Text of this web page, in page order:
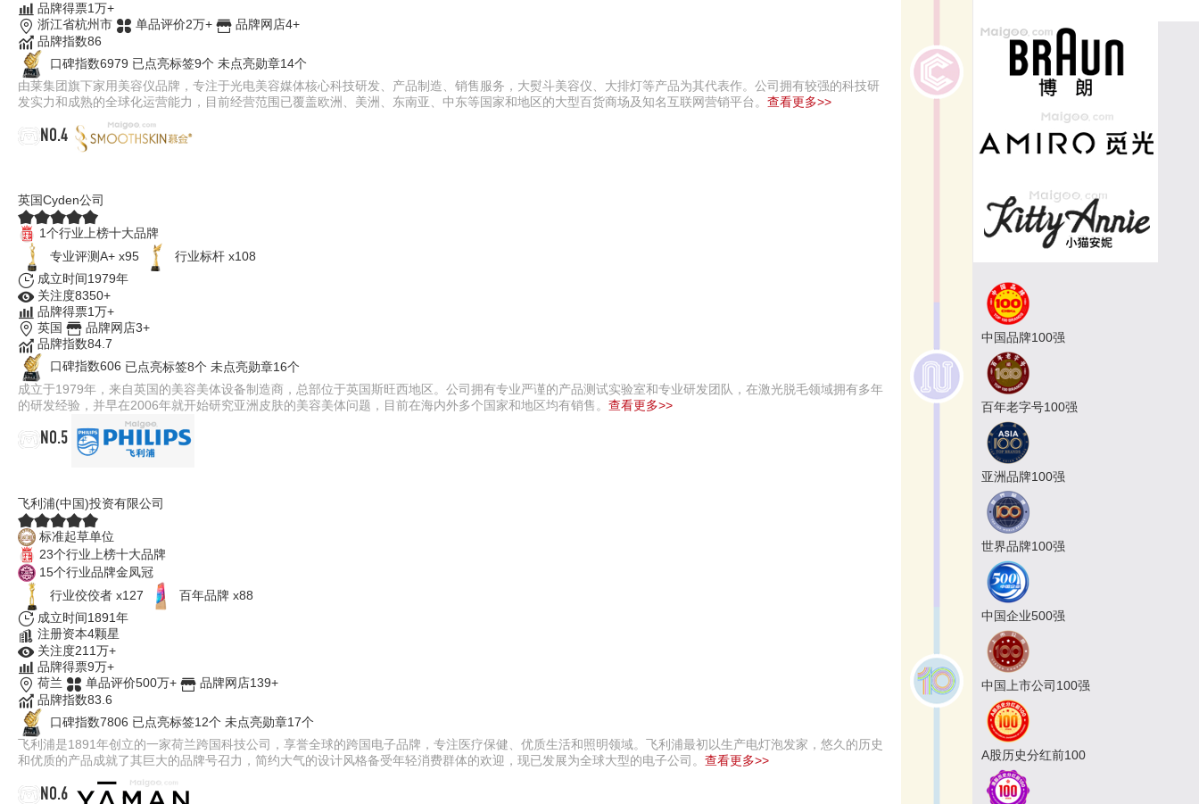
品牌得票1万+
浙江省杭州市
单品评价2万+
品牌网店4+
品牌指数86
口碑指数6979 已点亮标签9个 未点亮勋章14个
由莱集团旗下家用美容仪品牌，专注于光电美容媒体核心科技研发、产品制造、销售服务，大熨斗美容仪、大排灯等产品为其代表作。公司拥有较强的科技研
发实力和成熟的全球化运营能力，目前经营范围已覆盖欧洲、美洲、东南亚、中东等国家和地区的大型百货商场及知名互联网营销平台。 查看更多>>
NO.4
英国Cyden公司
1个行业上榜十大品牌
专业评测A+ x95
行业标杆 x108
成立时间1979年
关注度8350+
品牌得票1万+
英国
品牌网店3+
品牌指数84.7
口碑指数606 已点亮标签8个 未点亮勋章16个
成立于1979年，来自英国的美容美体设备制造商，总部位于英国斯旺西地区。公司拥有专业严谨的产品测试实验室和专业研发团队，在激光脱毛领域拥有多年
的研发经验，并早在2006年就开始研究亚洲皮肤的美容美体问题，目前在海内外多个国家和地区均有销售。 查看更多>>
NO.5
飞利浦(中国)投资有限公司
标准起草单位
23个行业上榜十大品牌
15个行业品牌金凤冠
行业佼佼者 x127
百年品牌 x88
成立时间1891年
注册资本4颗星
关注度211万+
品牌得票9万+
荷兰
单品评价500万+
品牌网店139+
品牌指数83.6
口碑指数7806 已点亮标签12个 未点亮勋章17个
飞利浦是1891年创立的一家荷兰跨国科技公司，享誉全球的跨国电子品牌，专注医疗保健、优质生活和照明领域。飞利浦最初以生产电灯泡发家，悠久的历史
和优质的产品成就了其巨大的品牌号召力，简约大气的设计风格备受年轻消费群体的欢迎，现已发展为全球大型的电子公司。 查看更多>>
NO.6
中国品牌100强
百年老字号100强
亚洲品牌100强
世界品牌100强
中国企业500强
中国上市公司100强
A股历史分红前100